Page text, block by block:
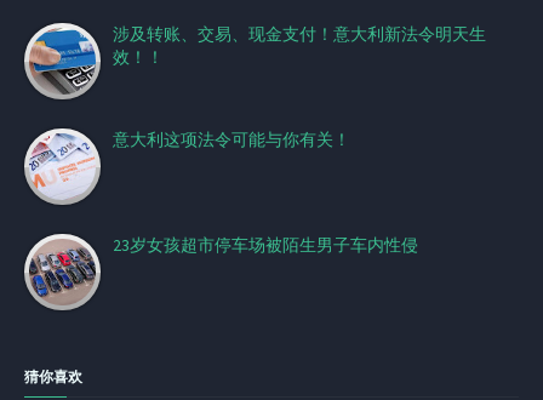
涉及转账、交易、现金支付！意大利新法令明天生
效！！
意大利这项法令可能与你有关！
23岁女孩超市停车场被陌生男子车内性侵
猜你喜欢